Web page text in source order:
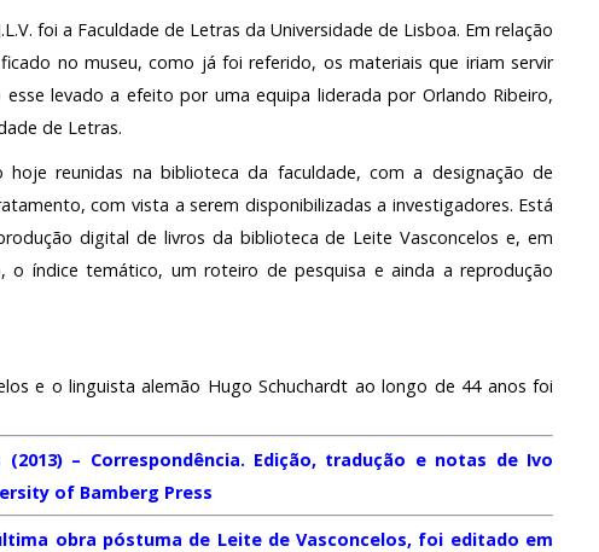
foi a Faculdade de Letras da Universidade de Lisboa. Em relação
no museu, como já foi referido, os materiais que iriam servir
levado a efeito por uma equipa liderada por Orlando Ribeiro,
de Letras.
reunidas na biblioteca da faculdade, com a designação de
com vista a serem disponibilizadas a investigadores. Está
digital de livros da biblioteca de Leite Vasconcelos e, em
o índice temático, um roteiro de pesquisa e ainda a reprodução
e o linguista alemão Hugo Schuchardt ao longo de 44 anos foi
– Correspondência. Edição, tradução e notas de Ivo
of Bamberg Press
obra póstuma de Leite de Vasconcelos, foi editado em